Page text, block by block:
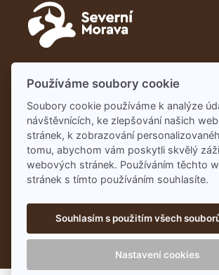
Partners:
Pivobraní
Používáme soubory cookie
Soubory cookie používáme k analýze
návštěvnících, ke zlepšování našich
stránek, k zobrazování
tomu, abychom vám poskytli skvělý
webových stránek. Používáním těchto
stránek s tímto používáním souhlasíte.
Souhlasím s použitím všech
Nastavení cookies